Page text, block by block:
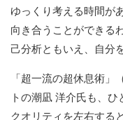
ゆっくり考える時間が
向き合うことができる
己分析ともいえ、自分
「超一流の超休息術」
トの潮凪 洋介氏も、
クオリティを左右する